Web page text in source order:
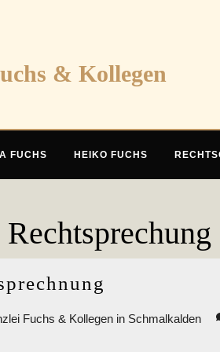
& Kollegen
FUCHS HEIKO FUCHS
der
Fuchs & Kollegen in Schmalkalden